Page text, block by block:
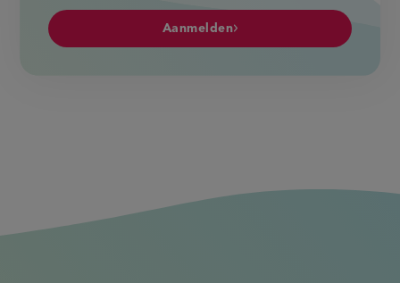
Aanmelden